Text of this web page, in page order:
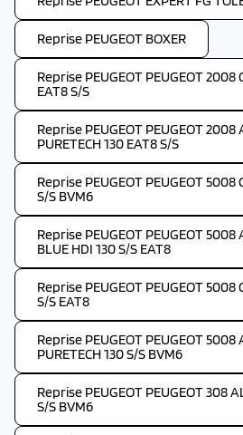
Reprise PEUGEOT BOXER
Reprise PEUGEOT PEUGEOT 2008
EAT8 S/S
Reprise PEUGEOT PEUGEOT 2008
PURETECH 130 EAT8 S/S
Reprise PEUGEOT PEUGEOT 5008
S/S BVM6
Reprise PEUGEOT PEUGEOT 5008
BLUE HDI 130 S/S EAT8
Reprise PEUGEOT PEUGEOT 5008
S/S EAT8
Reprise PEUGEOT PEUGEOT 5008
PURETECH 130 S/S BVM6
Reprise PEUGEOT PEUGEOT 308
S/S BVM6